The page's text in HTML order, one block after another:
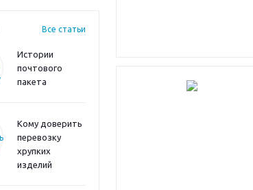
Все статьи
Истории
почтового
пакета
Кому доверить
перевозку
хрупких
изделий